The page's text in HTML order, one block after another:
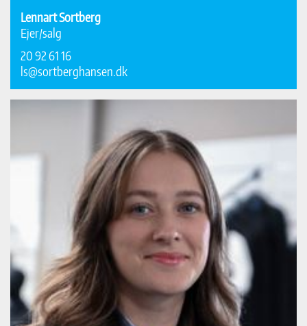
Lennart Sortberg
Ejer/salg
20 92 61 16
ls@sortberghansen.dk